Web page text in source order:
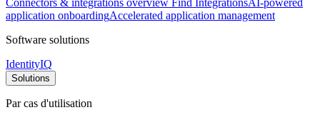
application onboardingAccelerated application management
Software solutions
IdentityIQ
Solutions
Par cas d'utilisation